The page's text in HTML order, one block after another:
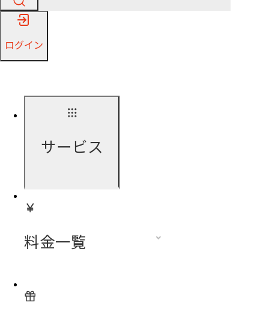
ログイン
サービス
料金一覧